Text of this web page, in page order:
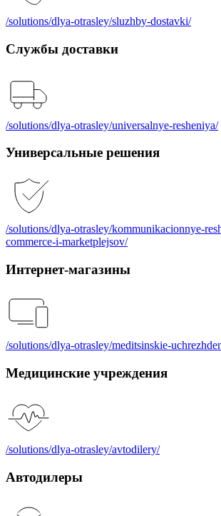
/solutions/dlya-otrasley/sluzhby-dostavki/
Службы доставки
/solutions/dlya-otrasley/universalnye-resheniya/
Универсальные решения
/solutions/dlya-otrasley/kommunikacionnye-
commerce-i-marketplejsov/
Интернет-магазины
/solutions/dlya-otrasley/meditsinskie-
Медицинские учреждения
/solutions/dlya-otrasley/avtodilery/
Автодилеры